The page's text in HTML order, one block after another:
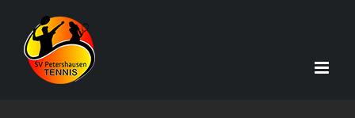
Inhalt
springen